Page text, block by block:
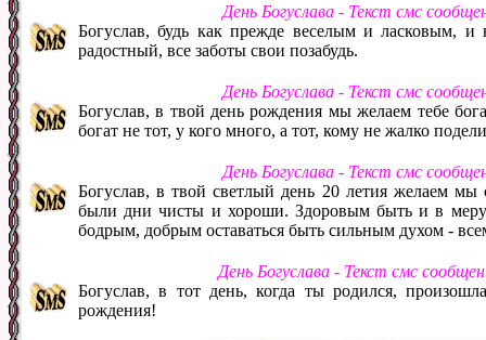
День Богуслава - Текст смс
Богуслав, будь как прежде веселым и ласковым,
радостный, все заботы свои позабудь.
День Богуслава - Текст смс
Богуслав, в твой день рождения мы желаем тебе
богат не тот, у кого много, а тот, кому не жалко
День Богуслава - Текст смс
Богуслав, в твой светлый день 20 летия желаем
были дни чисты и хороши. Здоровым быть и в меру
бодрым, добрым оставаться быть сильным духом -
День Богуслава - Текст смс
Богуслав, в тот день, когда ты родился,
рождения!